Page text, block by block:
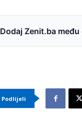
Dodaj Zenit.ba
Podlijeli